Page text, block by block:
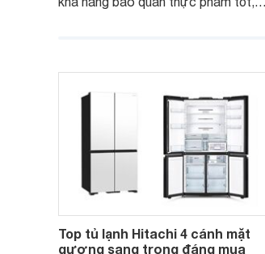
phân khúc khiến không ít người dùng
phải cân nhắc. Trên thị trường hiện
Top tủ lạnh Hitachi 4 cánh mặt
gương sang trọng đáng mua